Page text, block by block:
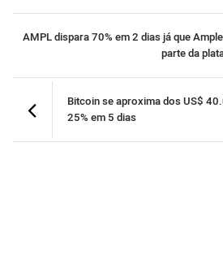
AMPL dispara 70% em 2 dias já que
parte da
Bitcoin se aproxima dos US$
25% em 5 dias